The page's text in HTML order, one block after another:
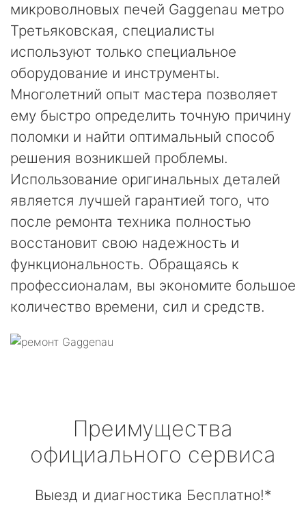
микроволновых печей Gaggenau метро
Третьяковская, специалисты
используют только специальное
оборудование и инструменты.
Многолетний опыт мастера позволяет
ему быстро определить точную причину
поломки и найти оптимальный способ
решения возникшей проблемы.
Использование оригинальных деталей
является лучшей гарантией того, что
после ремонта техника полностью
восстановит свою надежность и
функциональность. Обращаясь к
профессионалам, вы экономите большое
количество времени, сил и средств.
Преимущества
официального сервиса
Выезд и диагностика Бесплатно!*